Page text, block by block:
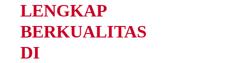
LENGKAP
BERKUALITAS
DI